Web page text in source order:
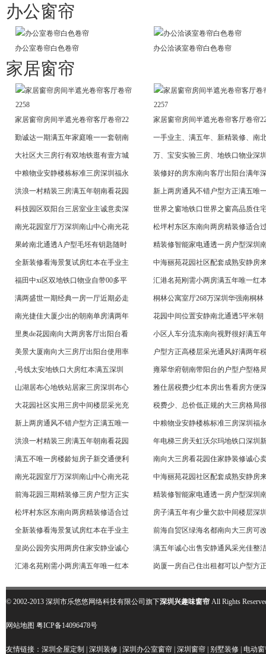
办公窗帘
办公室卷帘白色卷帘 办公洽谈室卷帘白色卷帘
家居窗帘
家居窗帘房间半遮光卷帘客厅卷帘22 家居窗帘房间半遮光卷帘客厅卷帘
勤诚达一期满五年家庭唯一一套朝南 一手业主、满五年、新精装修、南
大社区大三房行有双地铁逛有壹方城 万、宝安实验三房、地铁口物业深
中粮物业安静楼栋标准三房深圳福永 装修好的房东南向客厅出阳台满年
洪浪一村精装三房满五年朝南看花园 新上两房通风不错户型方正满五唯
科技园区双阳台三居室业主诚意卖深 世界之窗地铁口世界之窗高品质住
南光花园室厅万深圳南山中心南光花 松坪村东区东南向两房精装修适合
果岭南北通透A户型毛坯有钥匙随时 精装修智能家电通透一房户型深圳
全新装修看海景复试房红本在手业主 中海丽苑花园社区配套成熟安静房
福田中xi区双地铁口物业自带00多平 汇港名苑刚需小两房满五年唯一红
满两盛世一期经典一房一厅近期必走 桐林公寓室厅268万深圳华强南桐林
南光捷佳大厦少出的朝南单房满两年 花园中间位置安静南北通透5平米朝
里奥de花园南向大两房客厅出阳台看 小区人车分流东南向视野很好满五
美景大厦南向大三房厅出阳台使用率 户型方正高楼层采光通风好满两年
,号线太安地铁口大房红本满五深圳 雍翠华府朝南带阳台的户型户型格
山湖居布心地铁站居家三房深圳布心 雅仕居税费少红本房出售看房方便
大花园社区实用三房中间楼层采光充 税费少、总价低正规的大三房格局
新上两房通风不错户型方正满五唯一 中粮物业安静楼栋标准三房深圳福
洪浪一村精装三房满五年朝南看花园 年电梯三房天虹沃尔玛地铁口深圳
满五不唯一房楼龄短房子新交通便利 南向大三房看花园住家静装修诚心
南光花园室厅万深圳南山中心南光花 中海丽苑花园社区配套成熟安静房
前海花园三期精装修三房户型方正实 精装修智能家电通透一房户型深圳
松坪村东区东南向两房精装修适合过 房子满五年有少量欠款中间楼层深
全新装修看海景复试房红本在手业主 前海自贸区绿海名都南向大三房可
皇岗公园旁实用两房住家安静业诚心 满五年诚心出售安静通风采光佳整
汇港名苑刚需小两房满五年唯一红本 岗厦一房自己住出租都可以户型方
© 2002-2013 深圳市乐悠悠网络科技有限公司旗下深圳兴趣味窗帘 All Rights
网站地图 粤ICP备14096478号
友情链接： 深圳全屋定制 深圳装修 深圳办公室窗帘 深圳窗帘 别墅装修 电动